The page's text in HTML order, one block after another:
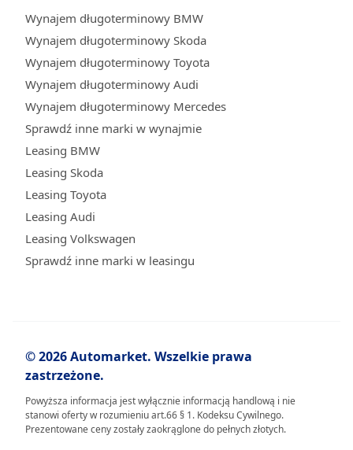
Wynajem długoterminowy BMW
Wynajem długoterminowy Skoda
Wynajem długoterminowy Toyota
Wynajem długoterminowy Audi
Wynajem długoterminowy Mercedes
Sprawdź inne marki w wynajmie
Leasing BMW
Leasing Skoda
Leasing Toyota
Leasing Audi
Leasing Volkswagen
Sprawdź inne marki w leasingu
© 2026 Automarket. Wszelkie prawa
zastrzeżone.
Powyższa informacja jest wyłącznie informacją handlową i nie
stanowi oferty w rozumieniu art.66 § 1. Kodeksu Cywilnego.
Prezentowane ceny zostały zaokrąglone do pełnych złotych.